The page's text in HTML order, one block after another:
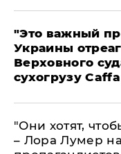
"Это важный
Украины
Верховного
сухогрузу Caffa
"Они хотят,
– Лора Лумер